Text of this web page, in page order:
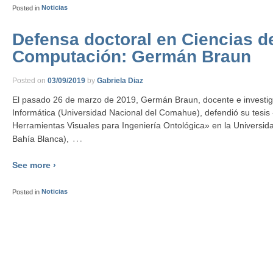
Posted in Noticias
Defensa doctoral en Ciencias
Computación: Germán Braun
Posted on 03/09/2019 by Gabriela Diaz
El pasado 26 de marzo de 2019, Germán Braun, docente e
Informática (Universidad Nacional del Comahue), defendió su
Herramientas Visuales para Ingeniería Ontológica» en la
Bahía Blanca),
…
See more ›
Posted in Noticias